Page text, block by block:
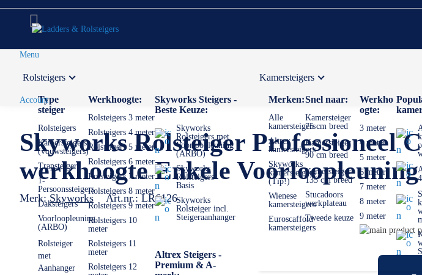
Menu
Rolsteigers
Type
steiger
Rolsteigers
Kamersteigers
(vouwsteigers)
Trapsteigers
1-
Persoonssteigers
Daksteigers
Voorloopleuning
(ARBO)
Rolsteiger
met
Aanhanger
Werkhoogte:
Rolsteigers 3 meter
Rolsteigers 4 meter
Rolsteigers 5 meter
Rolsteigers 6 meter
Rolsteigers 7 meter
Rolsteigers 8 meter
Rolsteigers 9 meter
Rolsteigers 10
meter
Rolsteigers 11
meter
Rolsteigers 12
Skyworks Steigers -
Beste Keuze:
Skyworks
Rolsteigers met
Voorloopleuning
(ARBO)
Skyworks
Rolsteigers
Basis
Skyworks
Rolsteiger incl.
Steigeraanhanger
Altrex Steigers -
Premium & A-
Kamersteigers
Merken:
Alle
kamersteigers
Altrex
kamersteigers
Skyworks
kamersteigers
(Tip!)
Wienese
kamersteigers
Euroscaffold
kamersteigers
Snel naar:
Kamersteiger
75 cm breed
Kamersteiger
90 cm breed
Kamersteiger
135 cm breed
Stucadoors
werkplateau
Tweede keuze
Werkho
ogte:
3 meter
4 meter
5 meter
6 meter
7 meter
8 meter
9 meter
Account
Skyworks Rolsteiger Professioneel
werkhoogte Enkele Voorloopleuning
Merk: Skyworks Art.nr.: LR6126
Ga